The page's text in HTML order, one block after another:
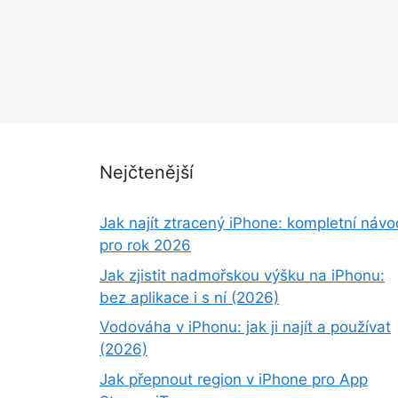
Nejčtenější
Jak najít ztracený iPhone: kompletní
pro rok 2026
Jak zjistit nadmořskou výšku na iPhonu:
bez aplikace i s ní (2026)
Vodováha v iPhonu: jak ji najít a používat
(2026)
Jak přepnout region v iPhone pro App